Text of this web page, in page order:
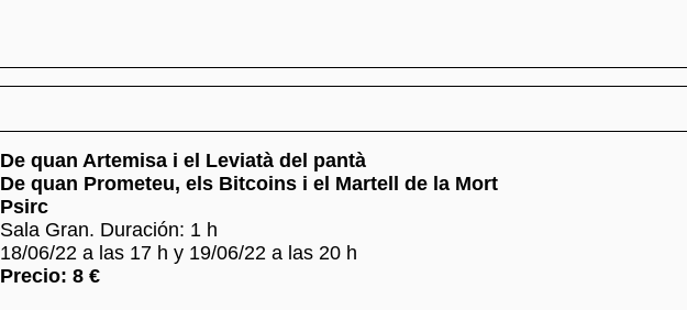
De quan Artemisa i el Leviatà del pantà
De quan Prometeu, els Bitcoins i el Martell de la Mort
Psirc
Sala Gran. Duración: 1 h
18/06/22 a las 17 h y 19/06/22 a las 20 h
Precio: 8 €